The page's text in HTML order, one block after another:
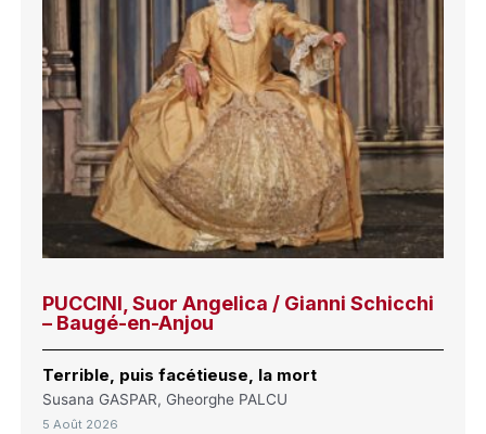
PUCCINI, Suor Angelica / Gianni Schicchi
– Baugé-en-Anjou
Terrible, puis facétieuse, la mort
Susana GASPAR, Gheorghe PALCU
5 Août 2026